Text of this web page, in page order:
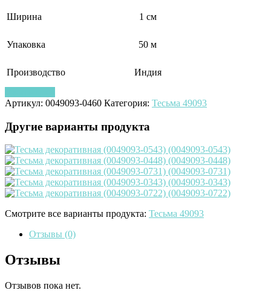
Ширина 1 см
Упаковка 50 м
Производство
Индия
Артикул: 0049093-0460 Категория: Тесьма 49093
Другие варианты продукта
Смотрите все варианты продукта: Тесьма 49093
Отзывы (0)
Отзывы
Отзывов пока нет.